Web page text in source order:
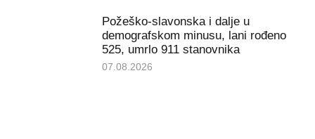
Požeško-slavonska i dalje u
demografskom minusu, lani rođeno
525, umrlo 911 stanovnika
07.08.2026